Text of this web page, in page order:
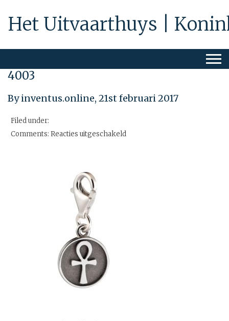
Het Uitvaarthuys |
4003
By inventus.online, 21st februari 2017
Filed under:
Comments: Reacties uitgeschakeld